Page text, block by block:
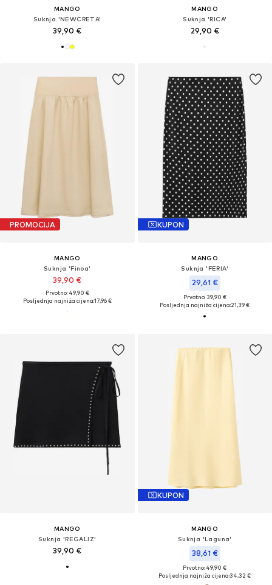
MANGO
Suknja 'NEWCRETA'
39,90 €
MANGO
Suknja 'RICA'
29,90 €
PROMOCIJA
MANGO
Suknja 'Finoa'
39,90 €
Prvotno: 49,90 €
Posljednja najniža cijena:17,96 €
KUPON
MANGO
Suknja 'FERIA'
29,61 €
Prvotno: 39,90 €
Posljednja najniža cijena:21,39 €
MANGO
Suknja 'REGALIZ'
39,90 €
KUPON
MANGO
Suknja 'Laguna'
38,61 €
Prvotno: 49,90 €
Posljednja najniža cijena:34,32 €